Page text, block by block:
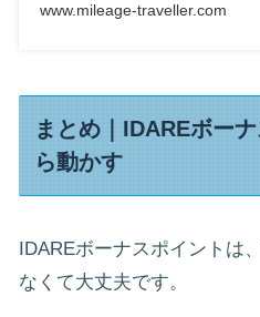
www.mileage-traveller.com
まとめ｜IDAREボー
ら動かす
IDAREボーナスポイントは
なくて大丈夫です。